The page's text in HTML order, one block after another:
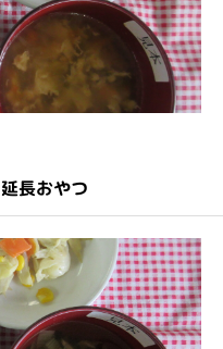
長おやつ